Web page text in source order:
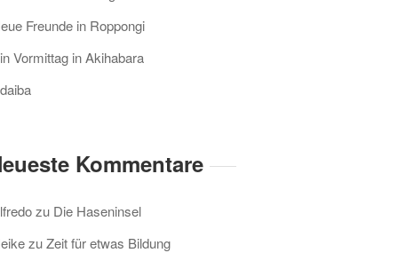
Freunde in Roppongi
Vormittag in Akihabara
Kommentare
zu Die Haseninsel
zuZeit für etwas Bildung